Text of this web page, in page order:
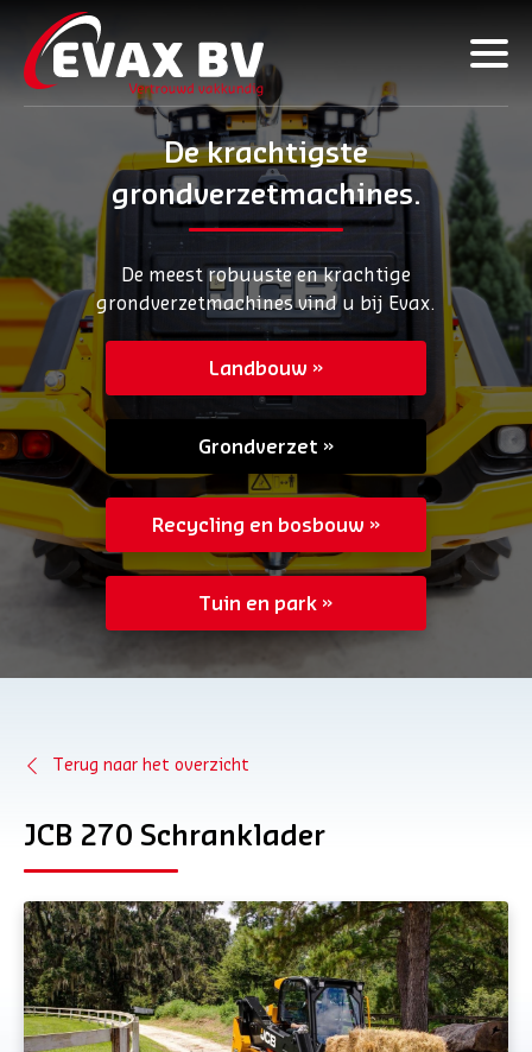
De krachtigste
grondverzetmachines.
De meest robuuste en krachtige
grondverzetmachines vind u bij Evax.
Landbouw
Grondverzet
Recycling en bosbouw
Tuin en park
Terug naar het overzicht
JCB 270 Schranklader